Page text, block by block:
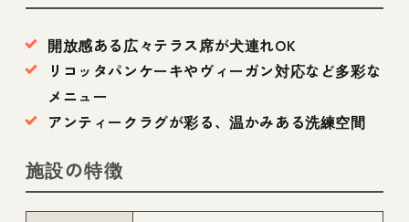
開放感ある広々テラス席が犬連れOK
リコッタパンケーキやヴィーガン対応など多彩な
メニュー
アンティークラグが彩る、温かみある洗練空間
施設の特徴